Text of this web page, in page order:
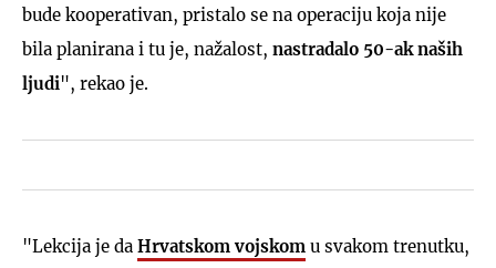
bude kooperativan, pristalo se na operaciju koja nije
bila planirana i tu je, nažalost, nastradalo 50-ak naših
ljudi", rekao je.
"Lekcija je da Hrvatskom vojskom u svakom trenutku,